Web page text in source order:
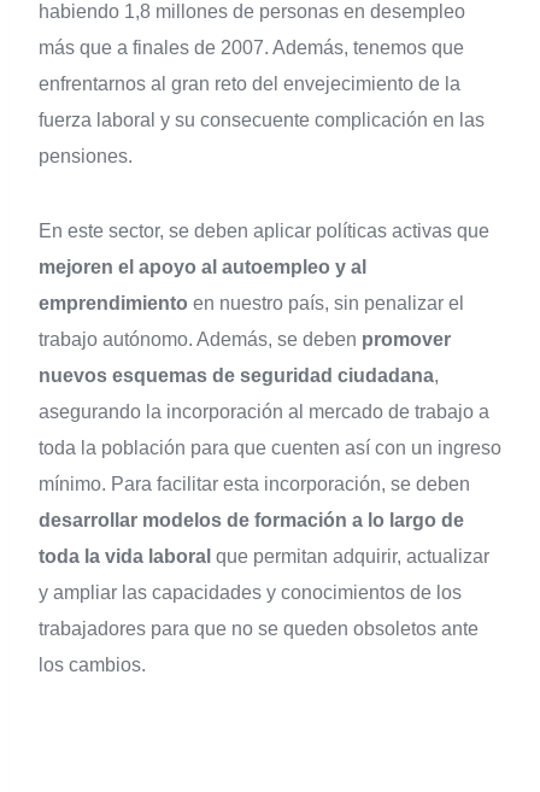
habiendo 1,8 millones de personas en desempleo
más que a finales de 2007. Además, tenemos que
enfrentarnos al gran reto del envejecimiento de la
fuerza laboral y su consecuente complicación en las
pensiones.
En este sector, se deben aplicar políticas activas que
mejoren el apoyo al autoempleo y al
emprendimiento en nuestro país, sin penalizar el
trabajo autónomo. Además, se deben promover
nuevos esquemas de seguridad ciudadana,
asegurando la incorporación al mercado de trabajo a
toda la población para que cuenten así con un ingreso
mínimo. Para facilitar esta incorporación, se deben
desarrollar modelos de formación a lo largo de
toda la vida laboral que permitan adquirir, actualizar
y ampliar las capacidades y conocimientos de los
trabajadores para que no se queden obsoletos ante
los cambios.